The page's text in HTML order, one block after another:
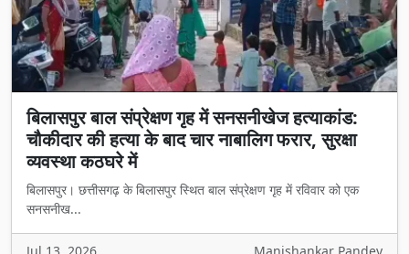
बिलासपुर बाल संप्रेक्षण गृह में सनसनीखेज हत्याकांड:
चौकीदार की हत्या के बाद चार नाबालिग फरार, सुरक्षा
व्यवस्था कठघरे में
बिलासपुर। छत्तीसगढ़ के बिलासपुर स्थित बाल संप्रेक्षण गृह में रविवार को एक
सनसनीख...